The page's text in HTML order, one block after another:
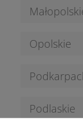
Opolskie
Podlaskie